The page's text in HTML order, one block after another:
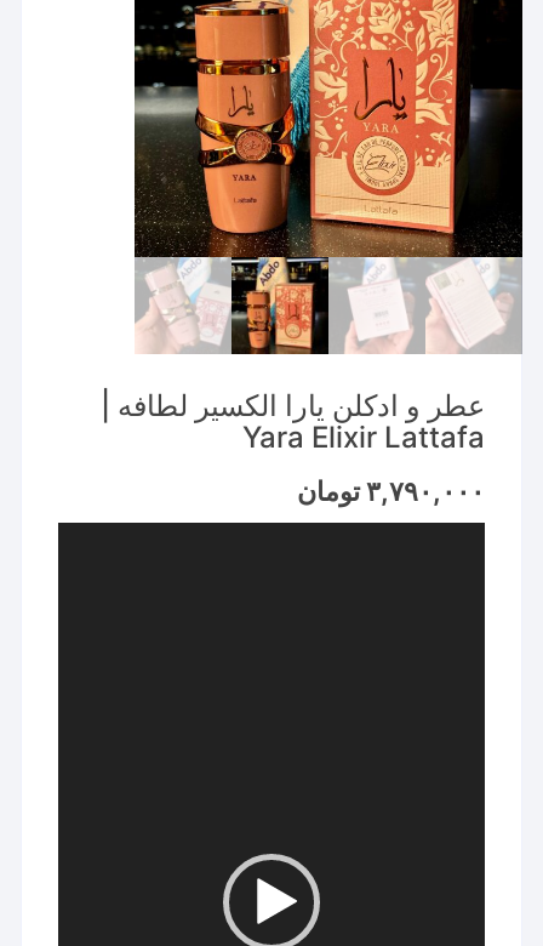
عطر و ادکلن یارا الکسیر لطافه |
Yara Elixir Lattafa
۳,۷۹۰,۰۰۰ تومان